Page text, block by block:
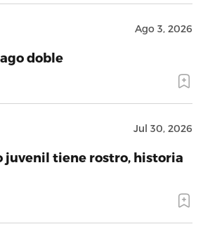
Ago 3, 2026
doble
Jul 30, 2026
juvenil tiene rostro, historia